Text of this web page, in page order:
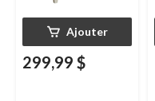
Ajouter
299,99 $